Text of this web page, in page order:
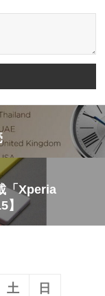
「Xperia
】
土 日